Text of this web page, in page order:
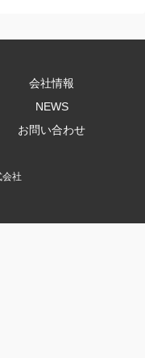
会社情報
NEWS
お問い合わせ
社